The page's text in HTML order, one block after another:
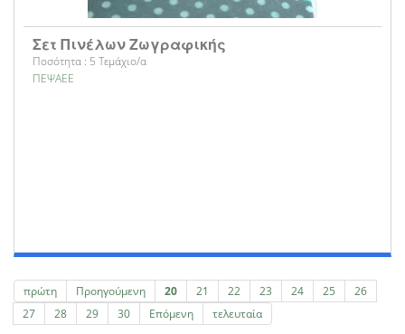
Σετ Πινέλων Ζωγραφικής
Ποσότητα : 5 Τεμάχιο/α
ΠΕΨΑΕΕ
πρώτη Προηγούμενη 20 21 22 23 24 25
26
27
28 29 30 Επόμενη τελευταία